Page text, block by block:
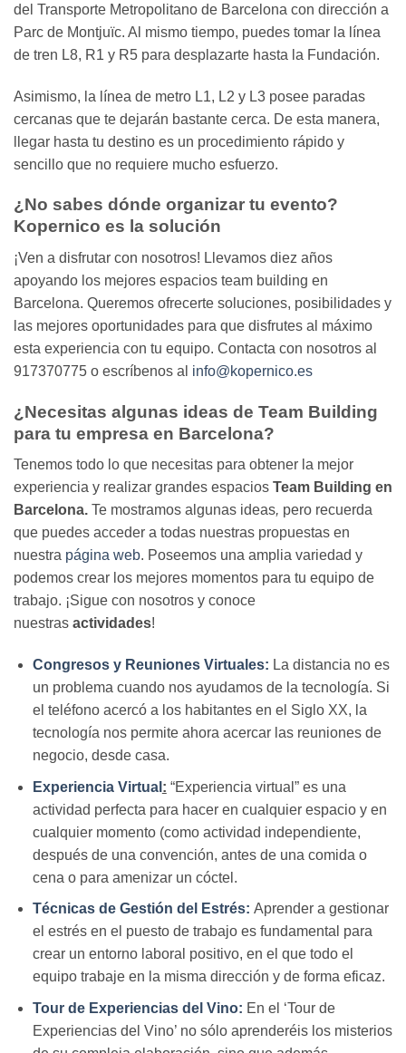
del Transporte Metropolitano de Barcelona con dirección a
Parc de Montjuïc. Al mismo tiempo, puedes tomar la línea
de tren L8, R1 y R5 para desplazarte hasta la Fundación.
Asimismo, la línea de metro L1, L2 y L3 posee paradas
cercanas que te dejarán bastante cerca. De esta manera,
llegar hasta tu destino es un procedimiento rápido y
sencillo que no requiere mucho esfuerzo.
¿No sabes dónde organizar tu evento?
Kopernico es la solución
¡Ven a disfrutar con nosotros! Llevamos diez años
apoyando los mejores espacios team building en
Barcelona. Queremos ofrecerte soluciones, posibilidades y
las mejores oportunidades para que disfrutes al máximo
esta experiencia con tu equipo. Contacta con nosotros al
917370775 o escríbenos al info@kopernico.es
¿Necesitas algunas ideas de Team Building
para tu empresa en Barcelona?
Tenemos todo lo que necesitas para obtener la mejor
experiencia y realizar grandes espacios Team Building en
Barcelona. Te mostramos algunas ideas, pero recuerda
que puedes acceder a todas nuestras propuestas en
nuestra página web. Poseemos una amplia variedad y
podemos crear los mejores momentos para tu equipo de
trabajo. ¡Sigue con nosotros y conoce
nuestras actividades!
Congresos y Reuniones Virtuales: La distancia no es
un problema cuando nos ayudamos de la tecnología. Si
el teléfono acercó a los habitantes en el Siglo XX, la
tecnología nos permite ahora acercar las reuniones de
negocio, desde casa.
Experiencia Virtual : “Experiencia virtual” es una
actividad perfecta para hacer en cualquier espacio y en
cualquier momento (como actividad independiente,
después de una convención, antes de una comida o
cena o para amenizar un cóctel.
Técnicas de Gestión del Estrés: Aprender a gestionar
el estrés en el puesto de trabajo es fundamental para
crear un entorno laboral positivo, en el que todo el
equipo trabaje en la misma dirección y de forma eficaz.
Tour de Experiencias del Vino: En el ‘Tour de
Experiencias del Vino’ no sólo aprenderéis los misterios